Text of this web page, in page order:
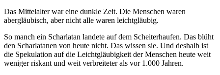
Das Mittelalter war eine dunkle Zeit. Die Menschen waren
abergläubisch, aber nicht alle waren leichtgläubig.
So manch ein Scharlatan landete auf dem Scheiterhaufen. Das blüht
den Scharlatanen von heute nicht. Das wissen sie. Und deshalb ist
die Spekulation auf die Leichtgläubigkeit der Menschen heute weit
weniger riskant und weit verbreiteter als vor 1.000 Jahren.